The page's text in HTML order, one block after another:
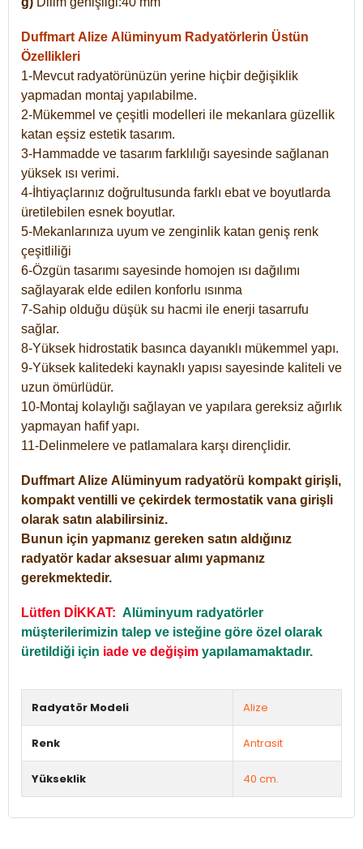
Duffmart Alize Alüminyum Radyatörlerin Üstün
Özellikleri
1-Mevcut radyatörünüzün yerine hiçbir değişiklik
yapmadan montaj yapılabilme.
2-Mükemmel ve çeşitli modelleri ile mekanlara güzellik
katan eşsiz estetik tasarım.
3-Hammadde ve tasarım farklılığı sayesinde sağlanan
yüksek ısı verimi.
4-İhtiyaçlarınız doğrultusunda farklı ebat ve boyutlarda
üretilebilen esnek boyutlar.
5-Mekanlarınıza uyum ve zenginlik katan geniş renk
çeşitliliği
6-Özgün tasarımı sayesinde homojen ısı dağılımı
sağlayarak elde edilen konforlu ısınma
7-Sahip olduğu düşük su hacmi ile enerji tasarrufu
sağlar.
8-Yüksek hidrostatik basınca dayanıklı mükemmel yapı.
9-Yüksek kalitedeki kaynaklı yapısı sayesinde kaliteli ve
uzun ömürlüdür.
10-Montaj kolaylığı sağlayan ve yapılara gereksiz ağırlık
yapmayan hafif yapı.
11-Delinmelere ve patlamalara karşı dirençlidir.
Duffmart Alize Alüminyum radyatörü kompakt girişli,
kompakt ventilli ve çekirdek termostatik vana girişli
olarak satın alabilirsiniz.
Bunun için yapmanız gereken satın aldığınız
radyatör kadar aksesuar alımı yapmanız
gerekmektedir.
Lütfen DİKKAT: Alüminyum radyatörler
müşterilerimizin talep ve isteğine göre özel olarak
üretildiği için iade ve değişim yapılamamaktadır.
Radyatör Modeli Alize
Renk Antrasit
Yükseklik 40 cm.